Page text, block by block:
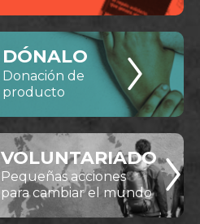
DÓNALO
Donación de
producto
VOLUNTARIADO
Pequeñas acciones
para cambiar el mundo